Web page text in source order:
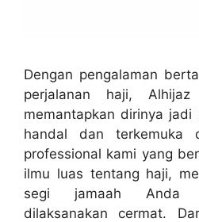
Dengan pengalaman
perjalanan haji,
memantapkan dirinya jadi
handal dan
professional kami yang
ilmu luas tentang haji,
segi jamaah Anda
dilaksanakan cermat.